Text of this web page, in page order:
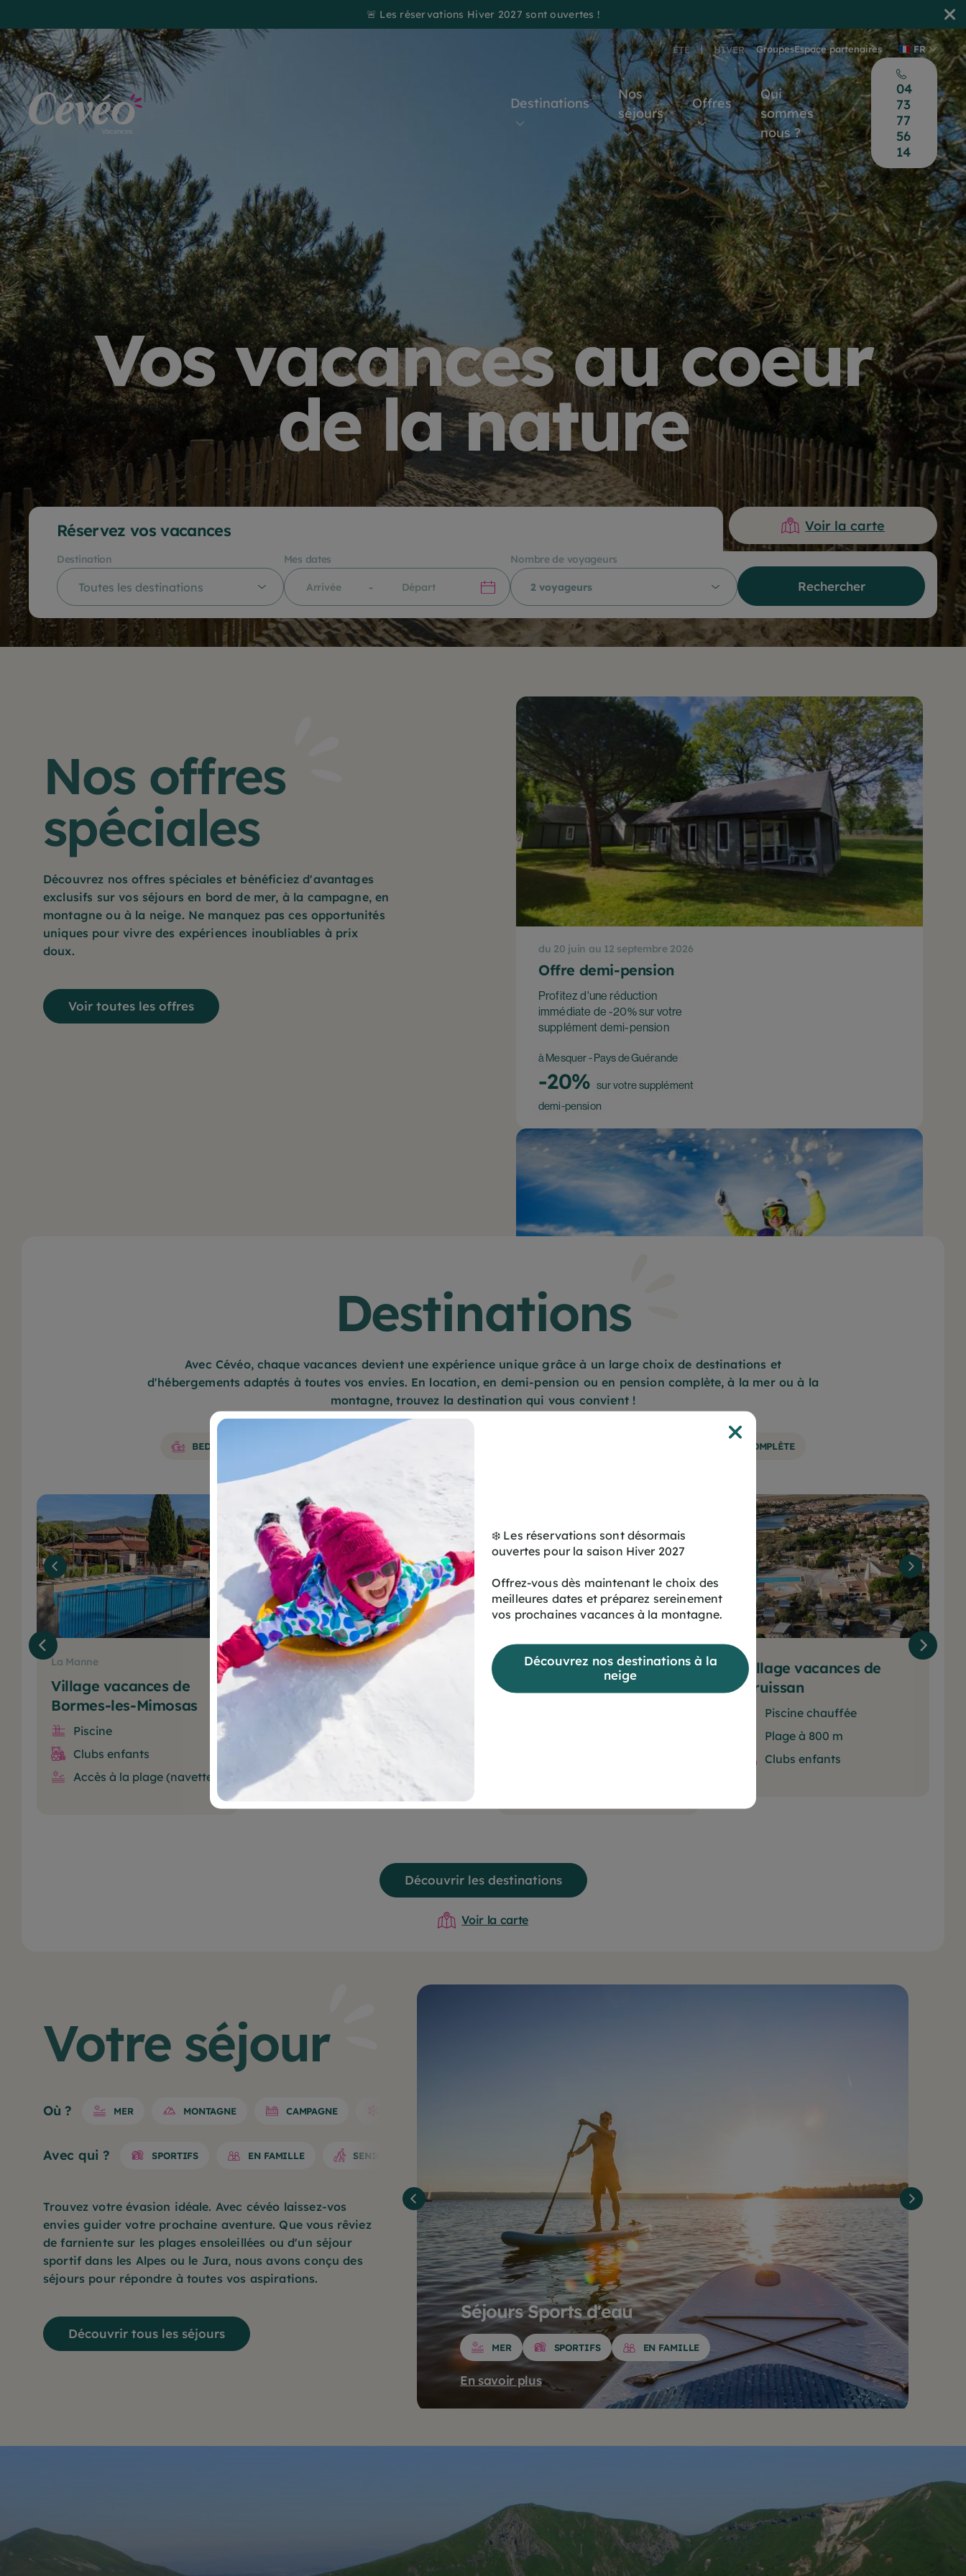
❄️ Les réservations sont désormais
ouvertes pour la saison Hiver 2027
Offrez-vous dès maintenant le choix des
meilleures dates et préparez sereinement
vos prochaines vacances à la montagne.
Découvrez nos destinations à la
neige
🚨 Les réservations Hiver 2027 sont ouvertes !
ÉTÉ HIVER GroupesEspace partenaires FR
Destinations
Nos
séjours
Offres
Qui
sommes
nous ?
04
73
77
56
14
Vos vacances au coeur
de la nature
Voir la carte
Réservez vos vacances
Destination Mes dates
-
Nombre de voyageurs
2 voyageurs
Nos offres
spéciales
Découvrez nos offres spéciales et bénéficiez d'avantages
exclusifs sur vos séjours en bord de mer, à la campagne, en
montagne ou à la neige. Ne manquez pas ces opportunités
uniques pour vivre des expériences inoubliables à prix
doux.
Voir toutes les offres
du 20 juin au 12 septembre 2026
Offre demi-pension
Profitez d'une réduction
immédiate de -20% sur votre
supplément demi-pension
à Mesquer - Pays de Guérande
-20%sur votre supplément
demi-pension
Toute l'année
Frais de dossiers
Destinations
Avec Cévéo, chaque vacances devient une expérience unique grâce à un large choix de destinations et
d'hébergements adaptés à toutes vos envies. En location, en demi-pension ou en pension complète, à la mer ou à la
montagne, trouvez la destination qui vous convient !
BED & BREAKFAST FORMULE HÔTELIÈRE PENSION COMPLÈTE
La Manne
Village vacances de
Bormes-les-Mimosas
Piscine
Clubs enfants
Accès à la plage (navette)
Village vacances de
Mimizan-Plage
Clubs enfants
Murol
Camping du Domaine
Village vacances de
Gruissan
Piscine chauffée
Plage à 800 m
Clubs enfants
Découvrir les destinations
Voir la carte
Votre séjour
Où ? MER MONTAGNE CAMPAGNE
Avec qui ? SPORTIFS EN FAMILLE SENIORS
Trouvez votre évasion idéale. Avec cévéo laissez-vos
envies guider votre prochaine aventure. Que vous rêviez
de farniente sur les plages ensoleillées ou d'un séjour
sportif dans les Alpes ou le Jura, nous avons conçu des
séjours pour répondre à toutes vos aspirations.
Découvrir tous les séjours
Séjours Sports d'eau
MER SPORTIFS EN FAMILLE
En savoir plus